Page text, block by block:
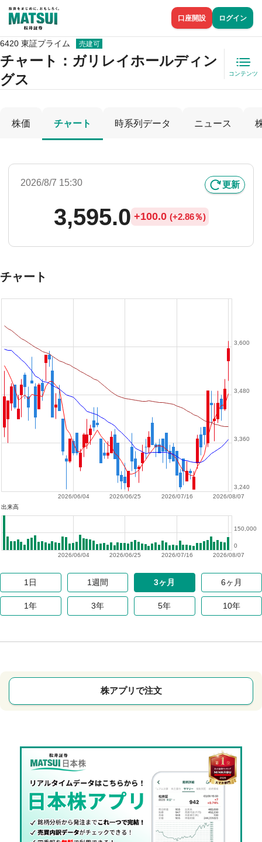
口座開設 ログイン
6420 東証プライム 売建可
チャート： ガリレイホールディン
グス
コンテンツ
株価 チャート 時系列データ ニュース
2026/8/7 15:30 更新
3,595.0 +100.0 (+2.86％)
チャート
2026/08/07
2026/07/16
2026/06/25
2026/06/04
3,240
3,360
3,480
3,600
出来高
2026/08/07
2026/07/16
2026/06/25
2026/06/04
0
150,000
1日 1週間 3ヶ月 6ヶ月
1年 3年 5年 10年
株アプリで注文